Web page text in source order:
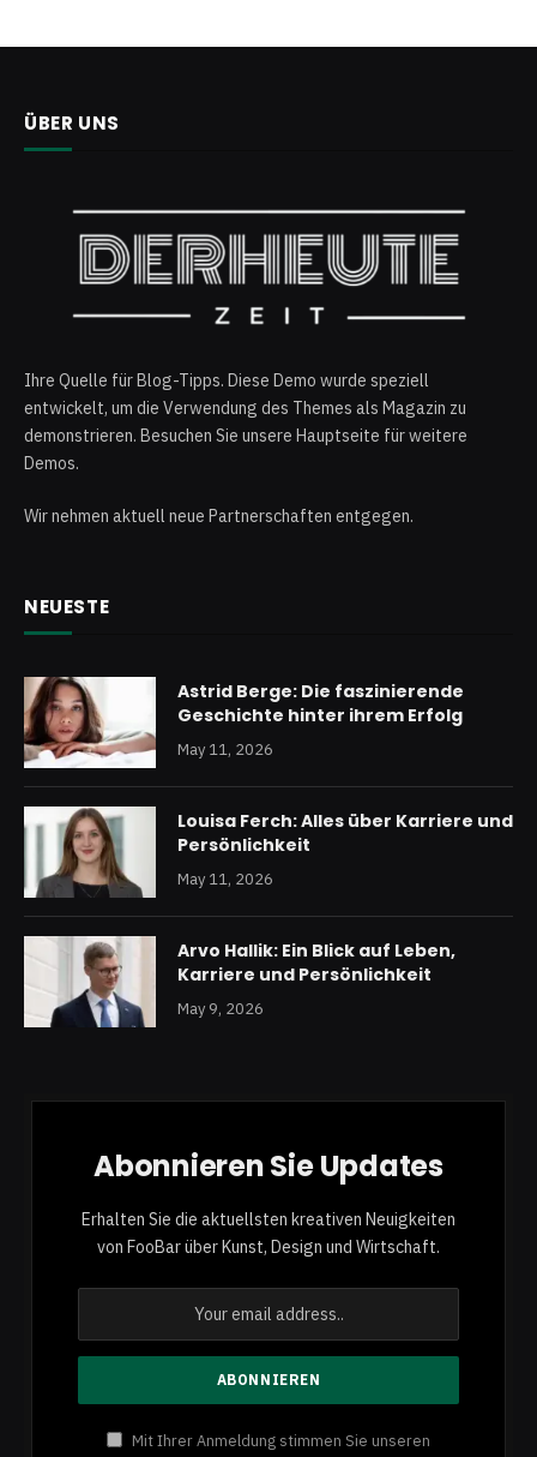
ÜBER UNS
Ihre Quelle für Blog-Tipps. Diese Demo wurde speziell
entwickelt, um die Verwendung des Themes als Magazin zu
demonstrieren. Besuchen Sie unsere Hauptseite für weitere
Demos.
Wir nehmen aktuell neue Partnerschaften entgegen.
NEUESTE
Astrid Berge: Die faszinierende
Geschichte hinter ihrem Erfolg
May 11, 2026
Louisa Ferch: Alles über Karriere und
Persönlichkeit
May 11, 2026
Arvo Hallik: Ein Blick auf Leben,
Karriere und Persönlichkeit
May 9, 2026
Abonnieren Sie Updates
Erhalten Sie die aktuellsten kreativen Neuigkeiten
von FooBar über Kunst, Design und Wirtschaft.
Mit Ihrer Anmeldung stimmen Sie unseren